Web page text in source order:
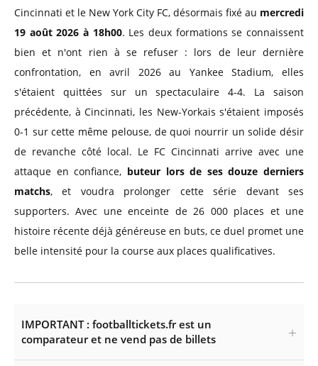
Cincinnati et le New York City FC, désormais fixé au mercredi
19 août 2026 à 18h00. Les deux formations se connaissent
bien et n'ont rien à se refuser : lors de leur dernière
confrontation, en avril 2026 au Yankee Stadium, elles
s'étaient quittées sur un spectaculaire 4-4. La saison
précédente, à Cincinnati, les New-Yorkais s'étaient imposés
0-1 sur cette même pelouse, de quoi nourrir un solide désir
de revanche côté local. Le FC Cincinnati arrive avec une
attaque en confiance, buteur lors de ses douze derniers
matchs, et voudra prolonger cette série devant ses
supporters. Avec une enceinte de 26 000 places et une
histoire récente déjà généreuse en buts, ce duel promet une
belle intensité pour la course aux places qualificatives.
IMPORTANT : footballtickets.fr est un
comparateur et ne vend pas de billets